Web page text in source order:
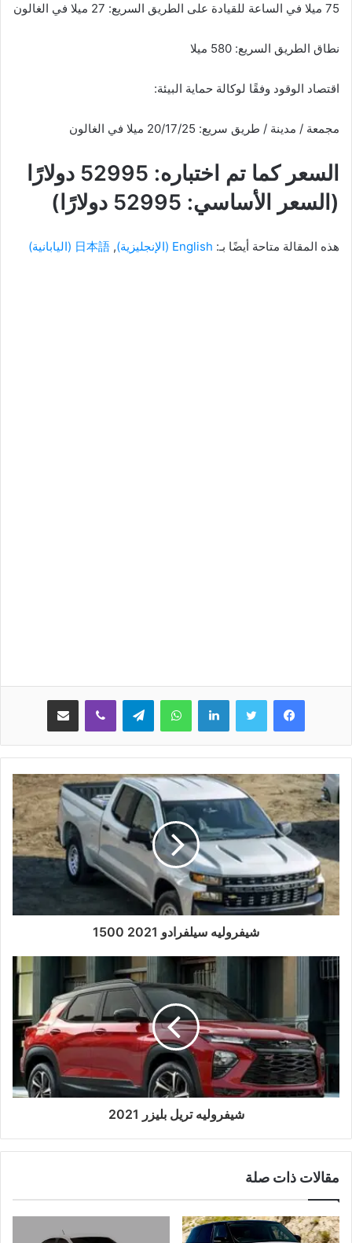
75 ميلا في الساعة للقيادة على الطريق السريع: 27 ميلا في الغالون
نطاق الطريق السريع: 580 ميلا
اقتصاد الوقود وفقًا لوكالة حماية البيئة:
مجمعة / مدينة / طريق سريع: 20/17/25 ميلا في الغالون
السعر كما تم اختباره: 52995 دولارًا
(السعر الأساسي: 52995 دولارًا)
هذه المقالة متاحة أيضًا بـ: English
(الإنجليزية)
日本語
(اليابانية)
لينكدإن واتساب تيلقرام ڤايبر مشاركة عبر البريد
شيفروليه سيلفرادو 2021 1500
شيفروليه تريل بليزر 2021
مقالات ذات صلة